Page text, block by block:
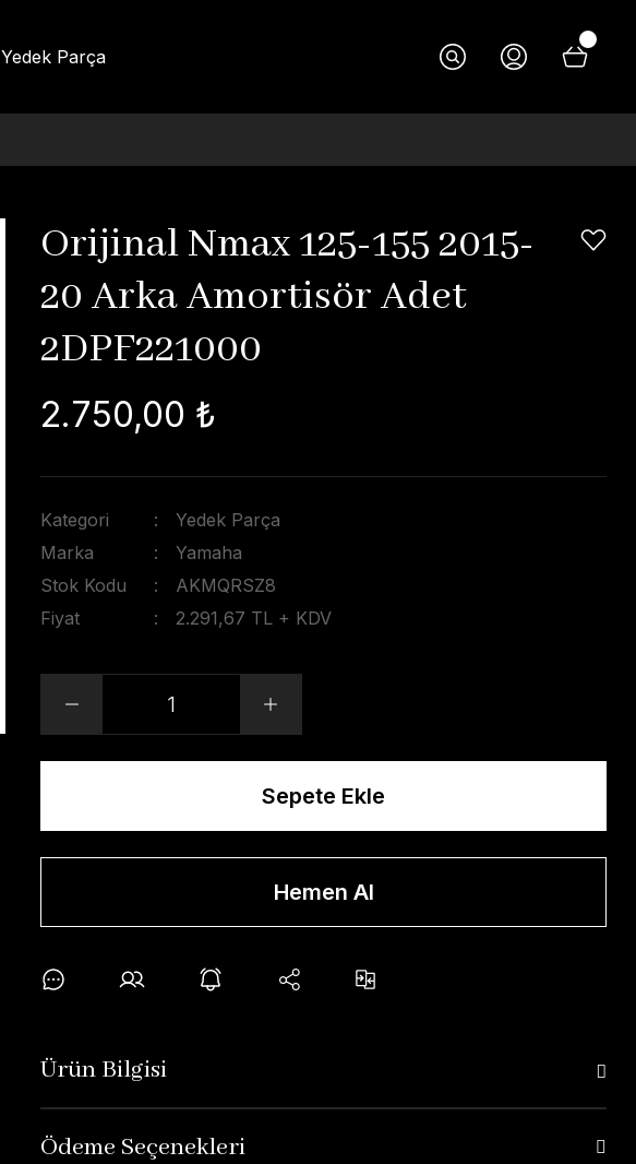
Yedek Parça
Orijinal Nmax 125-155 2015-
20 Arka Amortisör Adet
2DPF221000
2.750,00 ₺
Kategori
Yedek Parça
Marka
Yamaha
Stok Kodu
AKMQRSZ8
Fiyat
2.291,67 TL + KDV
Sepete Ekle
Hemen Al
Ürün Bilgisi
Ödeme Seçenekleri